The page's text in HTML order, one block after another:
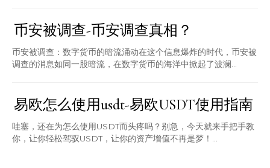
币安被调查-币安调查真相？
币安被调查：数字货币的暗流涌动在这个信息爆炸的时代，币安被
调查的消息如同一股暗流，在数字货币的海洋中掀起了波澜...
易欧怎么使用usdt-易欧USDT使用指南
哇塞，还在为怎么使用USDT而头疼吗？别急，今天就来手把手教
你，让你轻松驾驭USDT，让你的资产增值不再是梦！...